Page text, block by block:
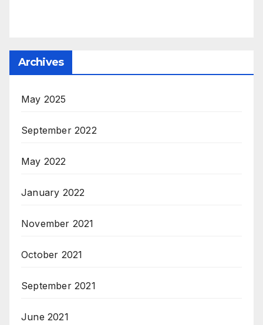
Archives
May 2025
September 2022
May 2022
January 2022
November 2021
October 2021
September 2021
June 2021